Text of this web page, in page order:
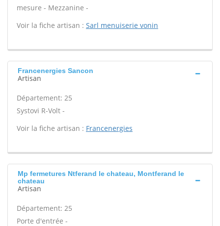
mesure - Mezzanine -
Voir la fiche artisan : Sarl menuiserie vonin
Francenergies Sancon
Artisan
Département: 25
Systovi R-Volt -
Voir la fiche artisan : Francenergies
Mp fermetures Ntferand le chateau, Montferand le
chateau
Artisan
Département: 25
Porte d'entrée -